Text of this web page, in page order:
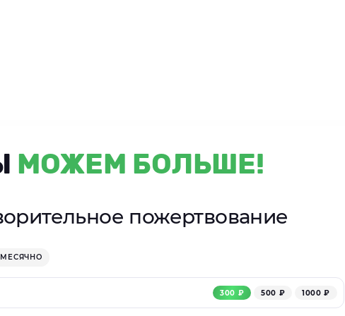
МОЖЕМ БОЛЬШЕ!
пожертвование
300 ₽ 500 ₽ 1000 ₽